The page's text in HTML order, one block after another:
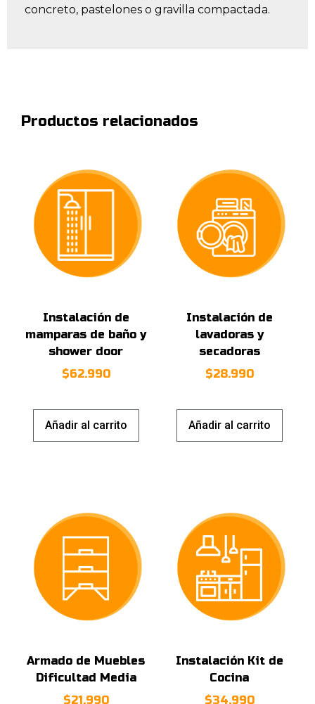
concreto, pastelones o gravilla compactada.
Productos relacionados
Instalación de
mamparas de baño y
shower door
$62.990
Añadir al carrito
Instalación de
lavadoras y
secadoras
$28.990
Añadir al carrito
Armado de Muebles
Dificultad Media
$21.990
Instalación Kit de
Cocina
$34.990